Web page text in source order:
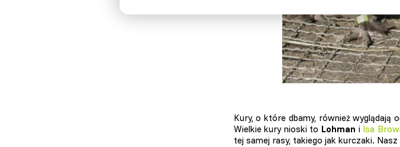
Kury, o które dbamy, również wyglądają
Wielkie kury nioski to Lohman i Isa
tej samej rasy, takiego jak kurczaki.